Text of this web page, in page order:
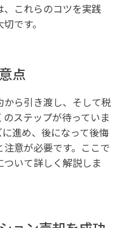
これらのコツを実践
です。
点
ら引き渡し、そして税
ステップが待っていま
進め、後になって後悔
意が必要です。ここで
いて詳しく解説しま